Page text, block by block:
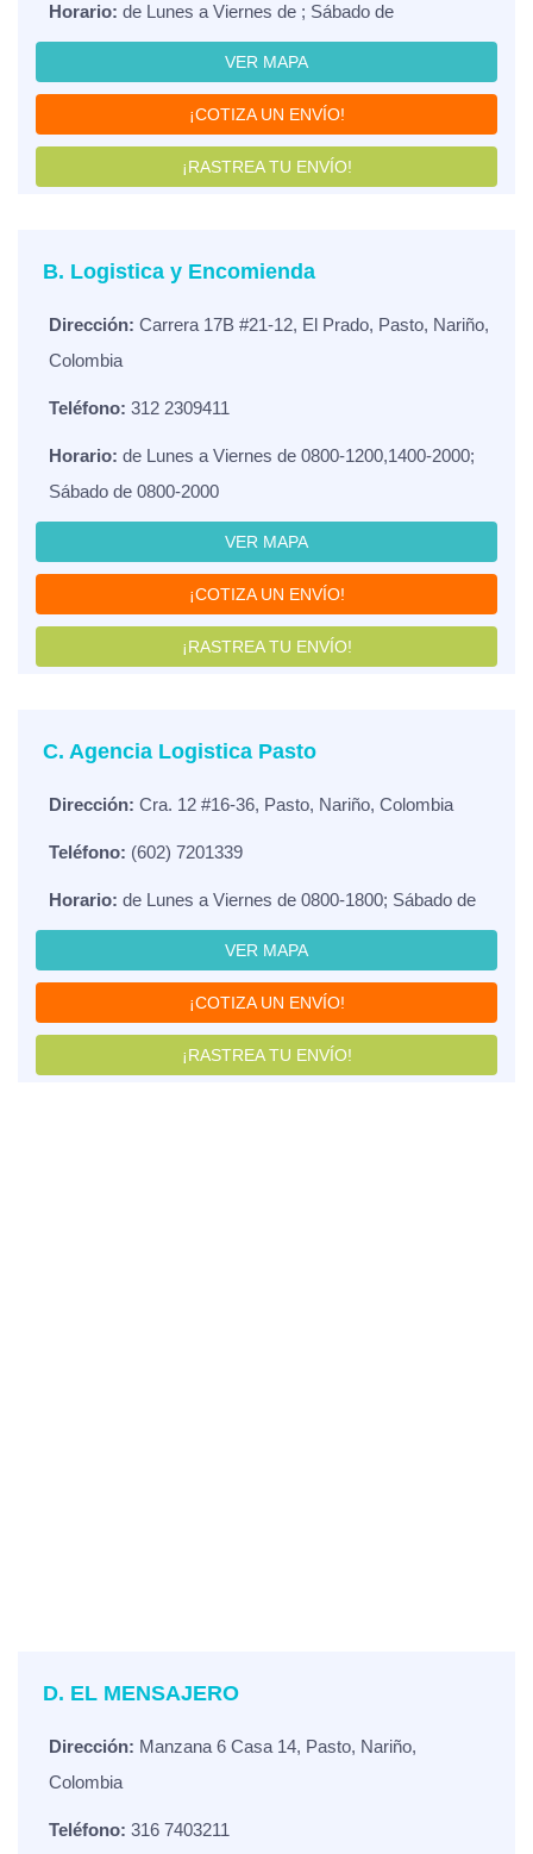
Horario: de Lunes a Viernes de ; Sábado de
VER MAPA
¡COTIZA UN ENVÍO!
¡RASTREA TU ENVÍO!
B. Logistica y Encomienda
Dirección: Carrera 17B #21-12, El Prado, Pasto, Nariño,
Colombia
Teléfono: 312 2309411
Horario: de Lunes a Viernes de 0800-1200,1400-2000;
Sábado de 0800-2000
VER MAPA
¡COTIZA UN ENVÍO!
¡RASTREA TU ENVÍO!
C. Agencia Logistica Pasto
Dirección: Cra. 12 #16-36, Pasto, Nariño, Colombia
Teléfono: (602) 7201339
Horario: de Lunes a Viernes de 0800-1800; Sábado de
VER MAPA
¡COTIZA UN ENVÍO!
¡RASTREA TU ENVÍO!
D. EL MENSAJERO
Dirección: Manzana 6 Casa 14, Pasto, Nariño,
Colombia
Teléfono: 316 7403211